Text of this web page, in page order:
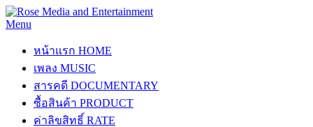
Menu
หน้าแรก HOME
เพลง MUSIC
สารคดี DOCUMENTARY
ซื้อสินค้า PRODUCT
ค่าลิขสิทธิ์ RATE